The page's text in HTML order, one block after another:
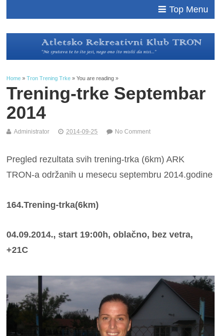
Top Menu
Home »Tron Trening Trke » You are reading »
Trening-trke Septembar
2014
Administrator 2014-09-25 No Comment
Pregled rezultata svih trening-trka (6km) ARK
TRON-a održanih u mesecu septembru 2014.godine
164.Trening-trka(6km)
04.09.2014., start 19:00h, oblačno, bez vetra,
+21C